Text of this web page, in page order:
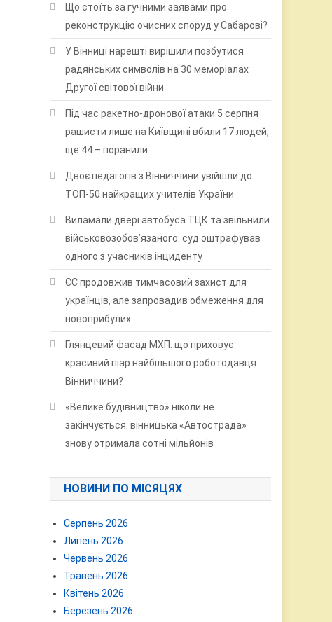
Що стоїть за гучними заявами про
реконструкцію очисних споруд у Сабарові?
У Вінниці нарешті вирішили позбутися
радянських символів на 30 меморіалах
Другої світової війни
Під час ракетно-дронової атаки 5 серпня
рашисти лише на Київщині вбили 17 людей,
ще 44 – поранили
Двоє педагогів з Вінниччини увійшли до
ТОП-50 найкращих учителів України
Виламали двері автобуса ТЦК та звільнили
військовозобов’язаного: суд оштрафував
одного з учасників інциденту
ЄС продовжив тимчасовий захист для
українців, але запровадив обмеження для
новоприбулих
Глянцевий фасад МХП: що приховує
красивий піар найбільшого роботодавця
Вінниччини?
«Велике будівництво» ніколи не
закінчується: вінницька «Автострада»
знову отримала сотні мільйонів
НОВИНИ ПО МІСЯЦЯХ
Серпень 2026
Липень 2026
Червень 2026
Травень 2026
Квітень 2026
Березень 2026